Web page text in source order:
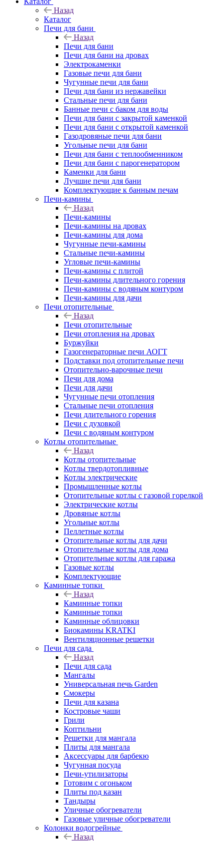
Назад
Каталог
Печи для бани
Назад
Печи для бани
Печи для бани на дровах
Электрокаменки
Газовые печи для бани
Чугунные печи для бани
Печи для бани из нержавейки
Стальные печи для бани
Банные печи с баком для воды
Печи для бани с закрытой каменкой
Печи для бани с открытой каменкой
Газодровяные печи для бани
Угольные печи для бани
Печи для бани с теплообменником
Печи для бани с парогенератором
Каменки для бани
Лучшие печи для бани
Комплектующие к банным печам
Печи-камины
Назад
Печи-камины
Печи-камины на дровах
Печи-камины для дома
Чугунные печи-камины
Стальные печи-камины
Угловые печи-камины
Печи-камины с плитой
Печи-камины длительного горения
Печи-камины с водяным контуром
Печи-камины для дачи
Печи отопительные
Назад
Печи отопительные
Печи отопления на дровах
Буржуйки
Газогенераторные печи АОГТ
Подставки под отопительные печи
Отопительно-варочные печи
Печи для дома
Печи для дачи
Чугунные печи отопления
Стальные печи отопления
Печи длительного горения
Печи с духовкой
Печи с водяным контуром
Котлы отопительные
Назад
Котлы отопительные
Котлы твердотопливные
Котлы электрические
Промышленные котлы
Отопительные котлы с газовой горелкой
Электрические котлы
Дровяные котлы
Угольные котлы
Пеллетные котлы
Отопительные котлы для дачи
Отопительные котлы для дома
Отопительные котлы для гаража
Газовые котлы
Комплектующие
Каминные топки
Назад
Каминные топки
Каминные топки
Каминные облицовки
Биокамины KRATKI
Вентиляционные решетки
Печи для сада
Назад
Печи для сада
Мангалы
Универсальная печь Garden
Смокеры
Печи для казана
Костровые чаши
Грили
Коптильни
Решетки для мангала
Плиты для мангала
Аксессуары для барбекю
Чугунная посуда
Печи-утилизаторы
Готовим с огоньком
Плиты под казан
Тандыры
Уличные обогреватели
Газовые уличные обогреватели
Колонки водогрейные
Назад